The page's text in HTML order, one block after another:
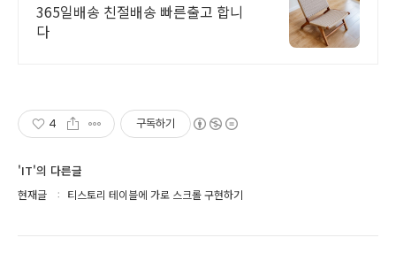
365일배송 친절배송 빠른출고 합니
다
4 구독하기
'IT'의 다른글
현재글 티스토리 테이블에 가로 스크롤 구현하기